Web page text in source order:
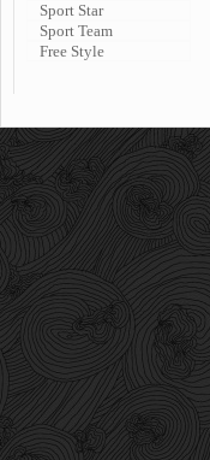
Sport Star
Sport Team
Free Style